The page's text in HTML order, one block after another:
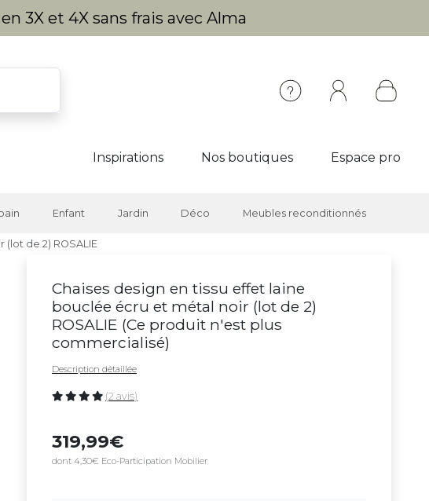
3X et 4X sans frais avec Alma
Inspirations Nos boutiques Espace pro
Enfant Jardin Déco Meubles reconditionnés
de 2) ROSALIE
Chaises design en tissu effet laine
bouclée écru et métal noir (lot de 2)
ROSALIE (Ce produit n'est plus
commercialisé)
Description détaillée
(2 avis)
319,99
dont 4,30€ Eco-Participation Mobilier